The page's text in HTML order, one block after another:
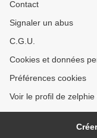
Contact
Signaler un abus
C.G.U.
Cookies et données
Préférences cookies
Voir le profil de